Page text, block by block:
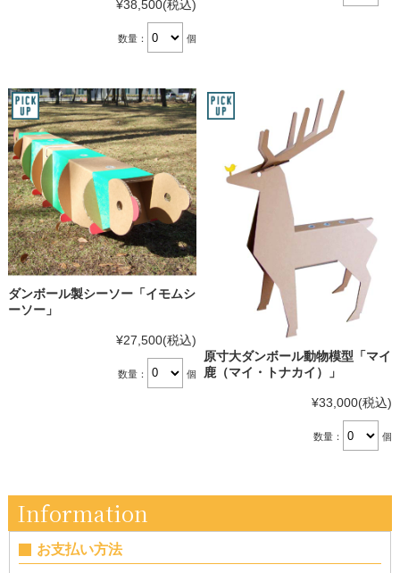
¥38,500(税込)
数量： 個
ダンボール製シーソー「イモムシ
ーソー」
¥27,500(税込)
数量： 個
原寸大ダンボール動物模型「マイ
鹿（マイ・トナカイ）」
¥33,000(税込)
数量： 個
Information
お支払い方法